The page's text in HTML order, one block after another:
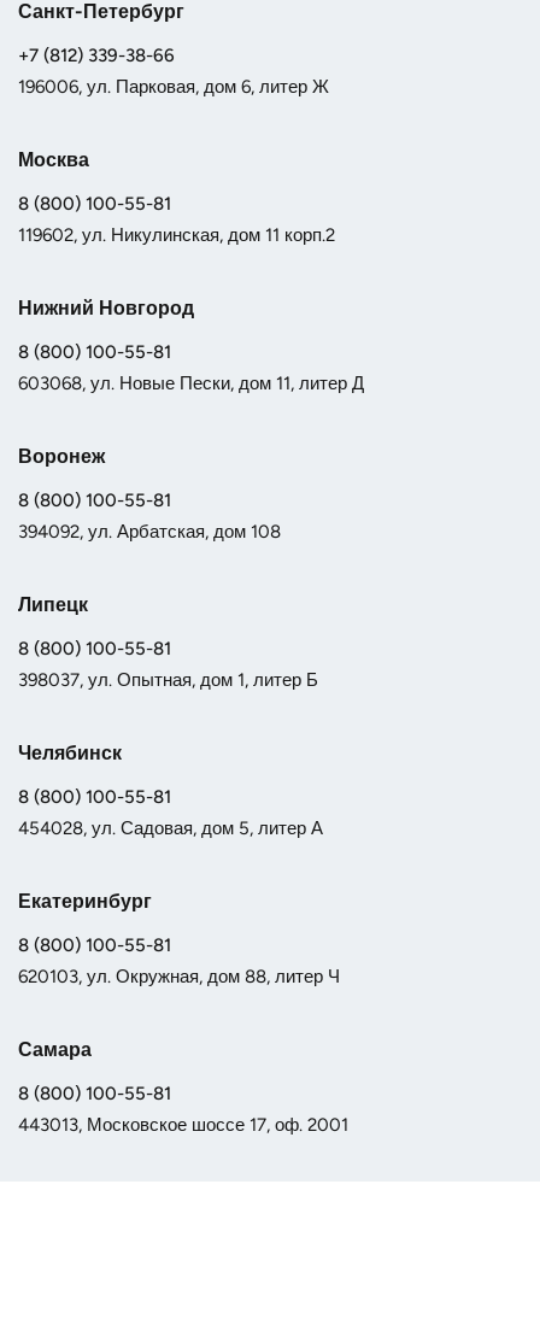
Санкт-Петербург
+7 (812) 339-38-66
196006, ул. Парковая, дом 6, литер Ж
Москва
8 (800) 100-55-81
119602, ул. Никулинская, дом 11 корп.2
Нижний Новгород
8 (800) 100-55-81
603068, ул. Новые Пески, дом 11, литер Д
Воронеж
8 (800) 100-55-81
394092, ул. Арбатская, дом 108
Липецк
8 (800) 100-55-81
398037, ул. Опытная, дом 1, литер Б
Челябинск
8 (800) 100-55-81
454028, ул. Садовая, дом 5, литер А
Екатеринбург
8 (800) 100-55-81
620103, ул. Окружная, дом 88, литер Ч
Самара
8 (800) 100-55-81
443013, Московское шоссе 17, оф. 2001